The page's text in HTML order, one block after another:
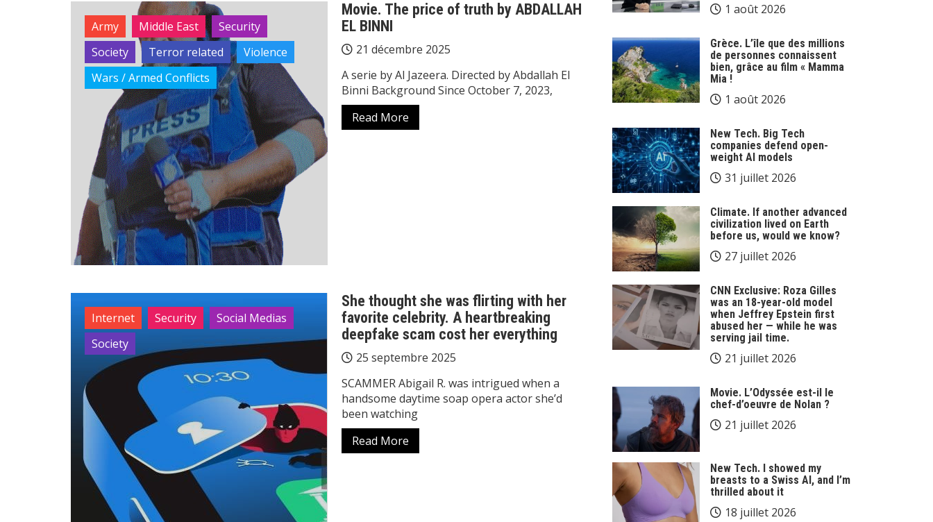
Army Middle East
Security
Society
Terror related
Violence
Wars / Armed Conflicts
Movie. The price of truth by ABDALLAH
EL BINNI
21 décembre 2025
A serie by Al Jazeera. Directed by Abdallah El
Binni Background Since October 7, 2023,
Read More
Internet Security
Social Medias
Society
She thought she was flirting with her
favorite celebrity. A heartbreaking
deepfake scam cost her everything
25 septembre 2025
SCAMMER Abigail R. was intrigued when a
handsome daytime soap opera actor she’d
been watching
Read More
1 août 2026
Grèce. L’île que des millions
de personnes connaissent
bien, grâce au film « Mamma
Mia !
1 août 2026
New Tech. Big Tech
companies defend open-
weight AI models
31 juillet 2026
Climate. If another advanced
civilization lived on Earth
before us, would we know?
27 juillet 2026
CNN Exclusive: Roza Gilles
was an 18-year-old model
when Jeffrey Epstein first
abused her — while he was
serving jail time.
21 juillet 2026
Movie. L’Odyssée est-il le
chef-d’oeuvre de Nolan ?
21 juillet 2026
New Tech. I showed my
breasts to a Swiss AI, and I’m
thrilled about it
18 juillet 2026